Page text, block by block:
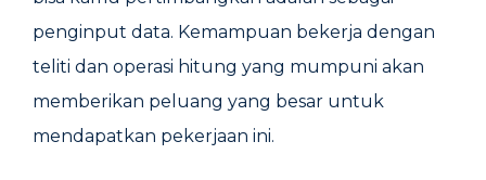
penginput data. Kemampuan bekerja dengan
teliti dan operasi hitung yang mumpuni akan
memberikan peluang yang besar untuk
mendapatkan pekerjaan ini.